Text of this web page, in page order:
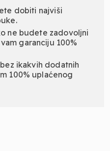
dobiti najviši
ne budete zadovoljni
garanciju 100%
ikakvih dodatnih
100% uplaćenog